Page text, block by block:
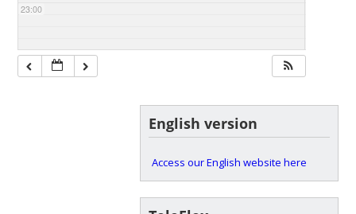
23:00
English version
Access our English website here